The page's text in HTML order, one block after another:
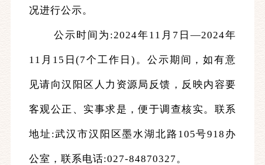
况进行公示。
公示时间为 :2024年11月7 日—2024年
11 月 15 日(7个工作日)。公示期间，如有意
见请向汉阳区人力资源局 反馈， 反映内容要
客观公正、实事求是，便于调查核实。联系
地址:武汉市汉阳区墨水湖北路 105号918办
公室， 联系电话:027-84870327。